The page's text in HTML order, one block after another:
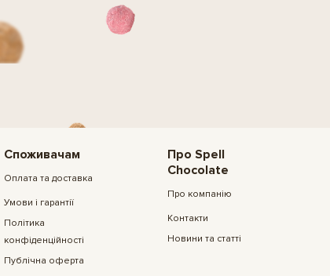
Споживачам
Оплата та доставка
Умови і гарантії
Політика
конфіденційності
Публічна оферта
Про Spell
Chocolate
Про компанію
Контакти
Новини та статті